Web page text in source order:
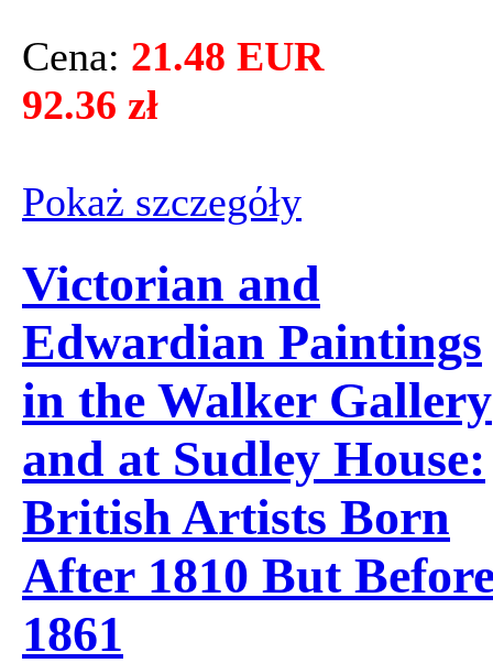
Cena: 21.48 EUR
92.36 zł
Pokaż szczegόły
Victorian and
Edwardian Paintings
in the Walker Gallery
and at Sudley House:
British Artists Born
After 1810 But
1861